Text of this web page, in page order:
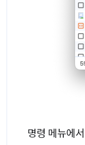
명령 메뉴에서